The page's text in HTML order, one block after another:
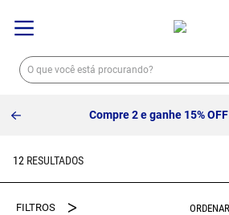
Compre 2 e ganhe 15% OFF
12